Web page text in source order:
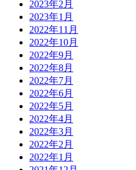
2023年2月
2023年1月
2022年11月
2022年10月
2022年9月
2022年8月
2022年7月
2022年6月
2022年5月
2022年4月
2022年3月
2022年2月
2022年1月